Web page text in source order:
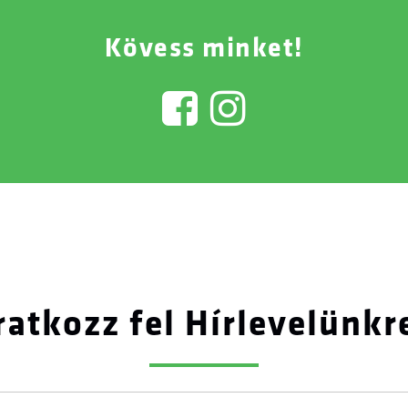
Kövess minket!
fel